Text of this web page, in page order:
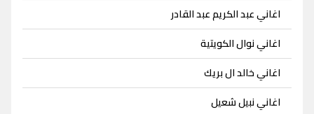
اغاني عبد الكريم عبد القادر
اغاني نوال الكويتية
اغاني خالد ال بريك
اغاني نبيل شعيل